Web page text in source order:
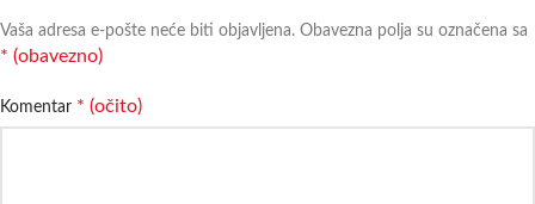
Vaša adresa e-pošte neće biti objavljena. Obavezna polja su označena sa
* (obavezno)
Komentar * (očito)